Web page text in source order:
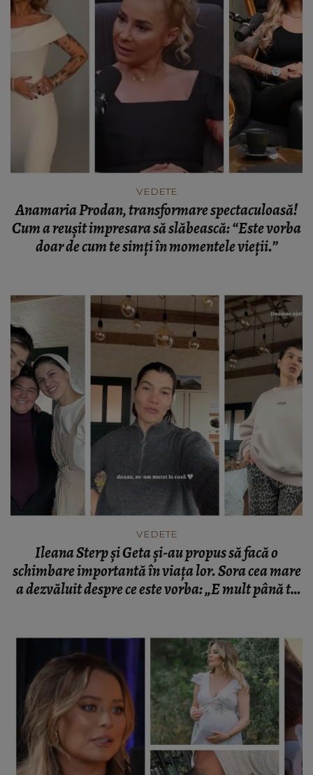
VEDETE
Anamaria Prodan, transformare spectaculoasă!
Cum a reușit impresara să slăbească: “Este vorba
doar de cum te simți în momentele vieții.”
VEDETE
Ileana Sterp și Geta și-au propus să facă o
schimbare importantă în viața lor. Sora cea mare
a dezvăluit despre ce este vorba: „E mult până te